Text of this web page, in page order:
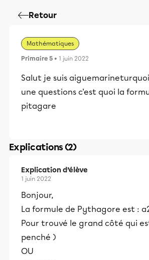
Retour
Mathématiques
Primaire 5 • 1 juin 2022
Salut je suis
une questions c'est quoi la
pitagare
Explications (2)
Explication d’élève
1 juin 2022
Bonjour,
La formule de Pythagore est :
Pour trouvé le grand côté qui
penché )
OU